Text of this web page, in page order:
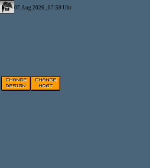
07.Aug.2026 , 07:59 Uhr